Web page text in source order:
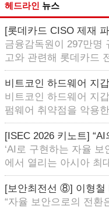
헤드라인 뉴스
[롯데카드 CISO 제재
금융감독원이 297만명
고와 관련해 롯데카드
비트코인 하드웨어 지
비트코인 하드웨어 지
펌웨어 취약점을 악용
[ISEC 2026 키노트]
‘AI로 구현하는 자율
에서 열리는 아시아 최
[보안최전선 ⑧] 이형철
“자율 보안으로의 전환